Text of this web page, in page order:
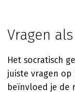
Vragen
Het socratisch
juiste vragen
beïnvloed je de